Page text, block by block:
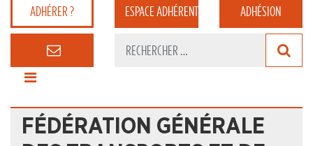
ADHÉRER ? ESPACEADHÉRENT ADHÉSION
FÉDÉRATION GÉNÉRALE